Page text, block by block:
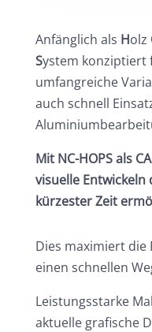
Anfänglich als Holz
System konziptiert
umfangreiche
auch schnell
Mit NC-HOPS als
visuelle
kürzester Zeit
Dies maximiert
einen schnellen
Leistungsstarke
aktuelle grafische